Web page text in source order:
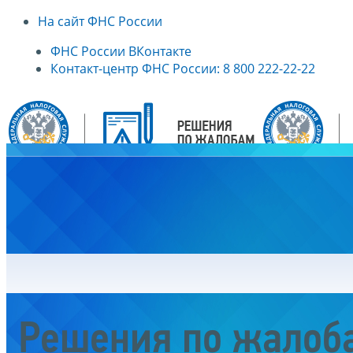
На сайт ФНС России
ФНС России ВКонтакте
Контакт-центр ФНС России: 8 800 222-22-22
Решения по